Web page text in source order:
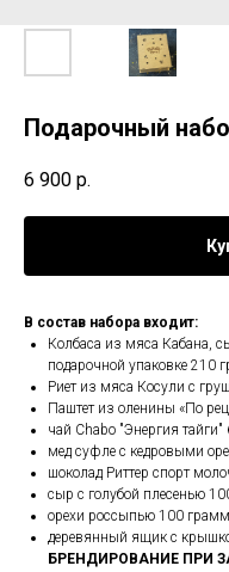
Подарочный
6 900 р.
В состав набора входит:
Колбаса из мяса Кабана,
подарочной упаковке 210
Риет из мяса Косули с
Паштет из оленины «По
чай Chabo "Энергия
мед суфле с кедровыми
шоколад Риттер спорт
сыр с голубой плесенью
орехи россыпью 100 грамм
деревянный ящик с
БРЕНДИРОВАНИЕ ПРИ